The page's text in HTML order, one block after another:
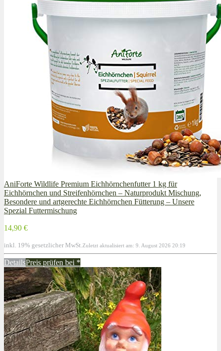
AniForte Wildlife Premium Eichhörnchenfutter 1 kg für
Eichhörnchen und Streifenhörnchen – Naturprodukt Mischung,
Besondere und artgerechte Eichhörnchen Fütterung – Unsere
Spezial Futtermischung
14,90 €
inkl. 19% gesetzlicher MwSt. Zuletzt aktualisiert am: 9. August 2026 20:19
DetailsPreis prüfen bei *